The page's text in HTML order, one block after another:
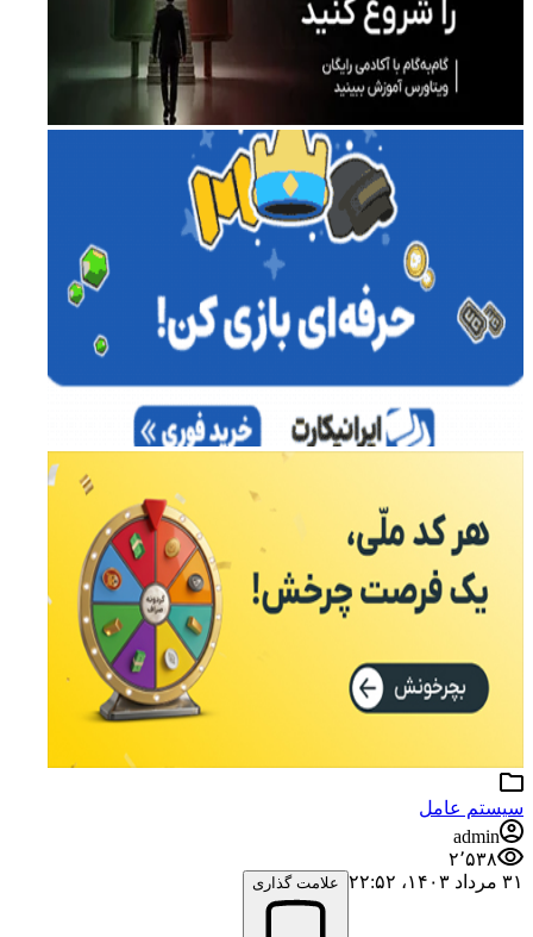
سیستم عامل
admin
۲٬۵۳۸
۳۱ مرداد ۱۴۰۳،‏ ۲۲:۵۲
علامت گذاری